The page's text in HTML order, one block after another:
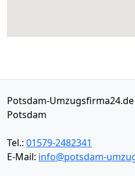
Potsdam-Umzugsfirma24.de
Potsdam
Tel.: 01579-2482341
E-Mail: info@potsdam-